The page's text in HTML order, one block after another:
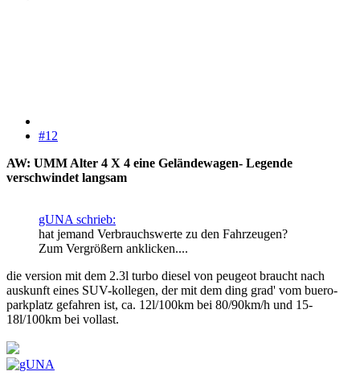
#12
AW: UMM Alter 4 X 4 eine Geländewagen- Legende
verschwindet langsam
gUNA schrieb:
hat jemand Verbrauchswerte zu den Fahrzeugen?
Zum Vergrößern anklicken....
die version mit dem 2.3l turbo diesel von peugeot braucht nach
auskunft eines SUV-kollegen, der mit dem ding grad' vom buero-
parkplatz gefahren ist, ca. 12l/100km bei 80/90km/h und 15-
18l/100km bei vollast.